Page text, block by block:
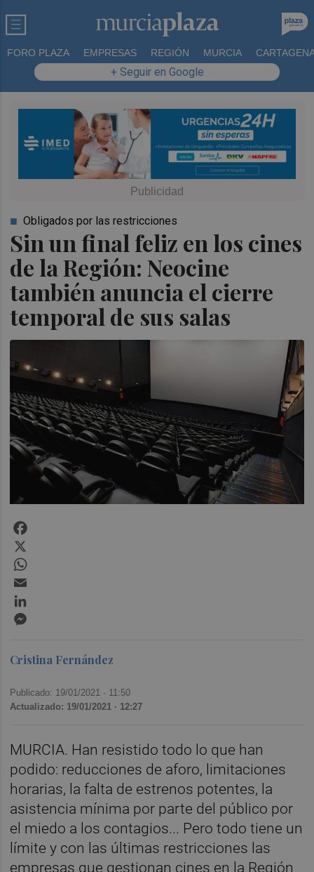
FORO PLAZA EMPRESAS REGIÓN MURCIA
+ Seguir en Google
Sin un final feliz en los cines
de la Región: Neocine
también anuncia el cierre
temporal de sus salas
Obligados por las restricciones
Cristina Fernández
Publicado: 19/01/2021 · 11:50
Actualizado: 19/01/2021 · 12:27
MURCIA. Han resistido todo lo que han
podido: reducciones de aforo, limitaciones
horarias, la falta de estrenos potentes, la
asistencia mínima por parte del público por
el miedo a los contagios... Pero todo tiene un
límite y con las últimas restricciones las
empresas que gestionan cines en la Región